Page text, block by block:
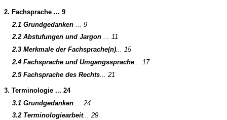
2. Fachsprache ... 9
2.1 Grundgedanken
... 9
2.2 Abstufungen und Jargon
... 11
2.3 Merkmale der Fachsprache(n)... 15
2.4 Fachsprache und Umgangssprache... 17
2.5 Fachsprache des Rechts... 21
3. Terminologie ... 24
3.1 Grundgedanken ... 24
3.2 Terminologiearbeit... 29